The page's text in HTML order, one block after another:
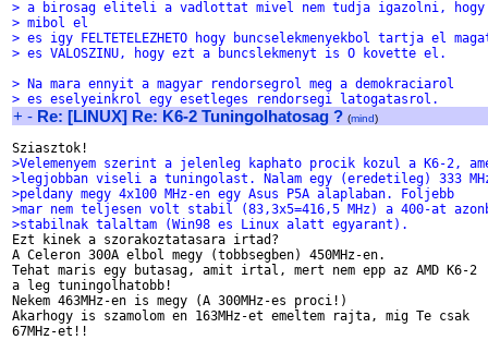
> a birosag eliteli a vadlottat mivel nem tudja igazolni, hogy
> mibol el
> es igy FELTETELEZHETO hogy buncselekmenyekbol tartja el
> es VALOSZINU, hogy ezt a buncslekmenyt is O kovette el.
> Na mara ennyit a magyar rendorsegrol meg a demokraciarol
> es eselyeinkrol egy esetleges rendorsegi latogatasrol.
+ - Re: [LINUX] Re: K6-2 Tuningolhatosag ? (mind)
>Velemenyem szerint a jelenleg kaphato procik kozul a K6-2,
>legjobban viseli a tuningolast. Nalam egy (eredetileg) 333
>peldany megy 4x100 MHz-en egy Asus P5A alaplaban. Foljebb
>mar nem teljesen volt stabil (83,3x5=416,5 MHz) a 400-at
>stabilnak talaltam (Win98 es Linux alatt egyarant).
Ezt kinek a szorakoztatasara irtad?
A Celeron 300A elbol megy (tobbsegben) 450MHz-en.
Tehat maris egy butasag, amit irtal, mert nem epp az AMD K6-2
a leg tuningolhatobb!
Nekem 463MHz-en is megy (A 300MHz-es proci!)
Akarhogy is szamolom en 163MHz-et emeltem rajta, mig Te csak
67MHz-et!!